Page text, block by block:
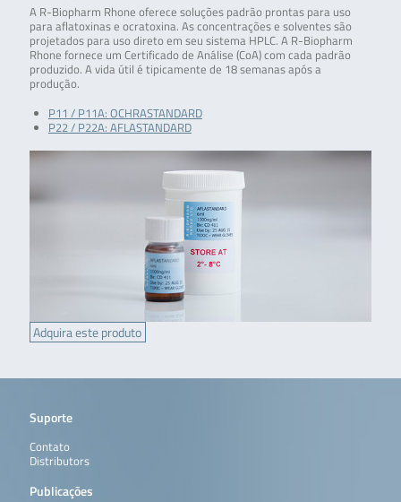
A R-Biopharm Rhone oferece soluções padrão prontas para uso
para aflatoxinas e ocratoxina. As concentrações e solventes são
projetados para uso direto em seu sistema HPLC. A R-Biopharm
Rhone fornece um Certificado de Análise (CoA) com cada padrão
produzido. A vida útil é tipicamente de 18 semanas após a
produção.
P11 / P11A: OCHRASTANDARD
P22 / P22A: AFLASTANDARD
Adquira este produto
Suporte
Contato
Distributors
Publicações